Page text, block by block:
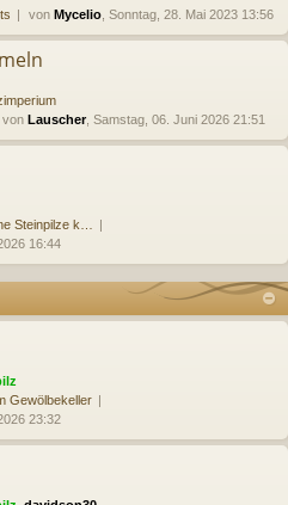
von Mycelio , Sonntag, 28. Mai 2023 13:56
von Lauscher, Samstag, 06. Juni 2026 21:51
Steinpilze k…
16:44
Gewölbekeller
23:32